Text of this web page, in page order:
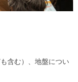
含む）、地盤につい